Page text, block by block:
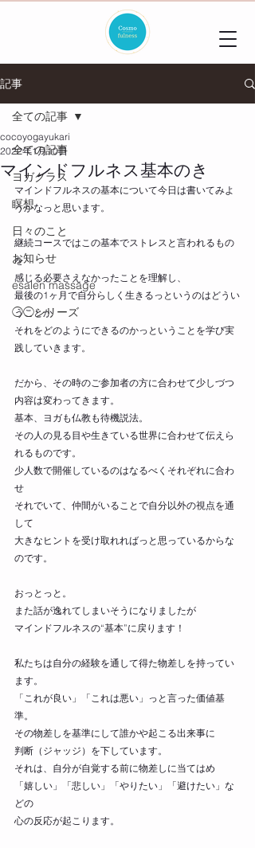
記事
全ての記事
ヨガクラス
瞑想
日々のこと
お知らせ
esalen massage
◯◯シリーズ
全ての記事
マインドフルネス基本のき
cocoyogayukari
2022年1月10日
マインドフルネスの基本について今日は書いてみよ
うかなっと思います。
継続コースではこの基本でストレスと言われるもの
を
感じる必要さえなかったことを理解し、
最後の1ヶ月で自分らしく生きるっというのはどうい
うことか
それをどのようにできるのかっということを学び実
践していきます。
だから、その時のご参加者の方に合わせて少しづつ
内容は変わってきます。
基本、ヨガも仏教も待機説法。
その人の見る目や生きている世界に合わせて伝えら
れるものです。
少人数で開催しているのはなるべくそれぞれに合わ
せ
それでいて、仲間がいることで自分以外の視点を通
して
大きなヒントを受け取れればっと思っているからな
のです。
おっとっと。
また話が逸れてしまいそうになりましたが
マインドフルネスの“基本”に戻ります！
私たちは自分の経験を通して得た物差しを持ってい
ます。
「これが良い」「これは悪い」っと言った価値基
準。
その物差しを基準にして誰かや起こる出来事に
判断（ジャッジ）を下しています。
それは、自分が自覚する前に物差しに当てはめ
「嬉しい」「悲しい」「やりたい」「避けたい」な
どの
心の反応が起こります。